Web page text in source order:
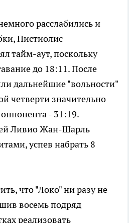
расслабились и
Пистиолис
тайм-аут, поскольку
до 18:11. После
дальнейшие "вольности"
четверти значительно
- 31:19.
Ливио Жан-Шарль
успев набрать 8
что "Локо" ни разу не
восемь подряд
реализовать